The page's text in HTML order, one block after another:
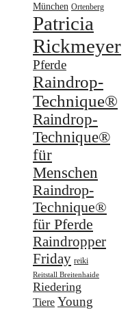
München Ortenberg
Patricia
Rickmeyer
Pferde
Raindrop-
Technique®
Raindrop-
Technique®
für
Menschen
Raindrop-
Technique®
für Pferde
Raindropper
Friday reiki
Reitstall Breitenhaide
Riedering
Tiere Young